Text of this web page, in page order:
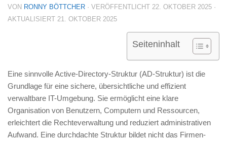
VON RONNY BÖTTCHER · VERÖFFENTLICHT 22. OKTOBER 2025 ·
AKTUALISIERT 21. OKTOBER 2025
Seiteninhalt
Eine sinnvolle Active-Directory-Struktur (AD-Struktur) ist die
Grundlage für eine sichere, übersichtliche und effizient
verwaltbare IT-Umgebung. Sie ermöglicht eine klare
Organisation von Benutzern, Computern und Ressourcen,
erleichtert die Rechteverwaltung und reduziert administrativen
Aufwand. Eine durchdachte Struktur bildet nicht das Firmen-